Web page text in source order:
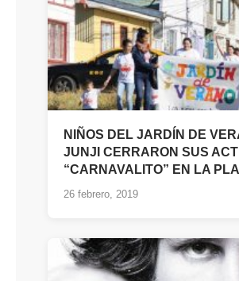
NIÑOS DEL JARDÍN DE
JUNJI CERRARON SUS
“CARNAVALITO” EN LA
26 febrero, 2019